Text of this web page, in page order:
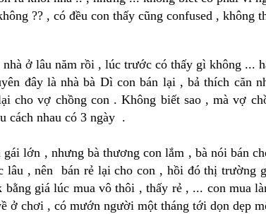
?? , có đều con thấy cũng confused, không
ở lâu năm rồi , lúc trước có thấy gì không ...
đây là nhà bà Dì con bán lại , bả thích căn
cho vợ chồng con . Không biết sao , mà vợ
cách nhau có 3 ngày .
gái lớn , nhưng bà thương con lắm , bà nói bán
lâu , nên bán rẻ lại cho con , hồi đó thị trường
bằng giá lúc mua vô thôi , thấy rẻ , ... con mua
ở chơi , có mướn người một tháng tới dọn dẹp